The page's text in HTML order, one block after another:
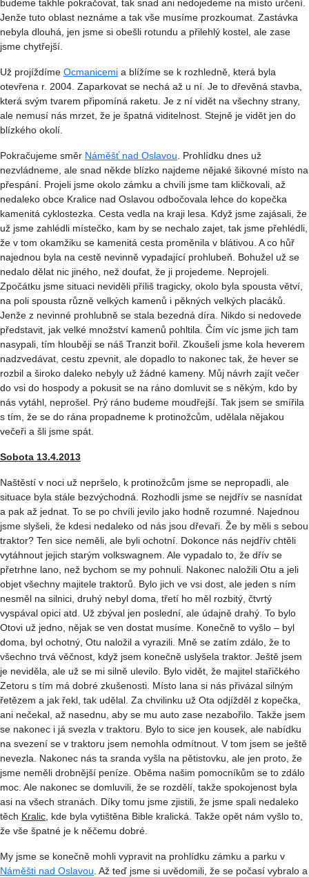
budeme takhle pokračovat, tak snad ani nedojedeme na místo určení.
Jenže tuto oblast neznáme a tak vše musíme prozkoumat. Zastávka
nebyla dlouhá, jen jsme si obešli rotundu a přilehlý kostel, ale zase
jsme chytřejší.
Už projíždíme Ocmanicemi a blížíme se k rozhledně, která byla
otevřena r. 2004. Zaparkovat se nechá až u ní. Je to dřevěná stavba,
která svým tvarem připomíná raketu. Je z ní vidět na všechny strany,
ale nemusí nás mrzet, že je špatná viditelnost. Stejně je vidět jen do
blízkého okolí.
Pokračujeme směr Náměšť nad Oslavou . Prohlídku dnes už
nezvládneme, ale snad někde blízko najdeme nějaké šikovné místo na
přespání. Projeli jsme okolo zámku a chvíli jsme tam kličkovali, až
nedaleko obce Kralice nad Oslavou odbočovala lehce do kopečka
kamenitá cyklostezka . Cesta vedla na kraji lesa. Když jsme zajásali, že
už jsme zahlédli místečko, kam by se nechalo zajet, tak jsme přehlédli,
že v tom okamžiku se kamenitá cesta proměnila v blátivou. A co hůř
najednou byla na cestě nevinně vypadající prohlubeň. Bohužel už se
nedalo dělat nic jiného, než doufat, že ji projedeme. Neprojeli.
Zpočátku jsme situaci neviděli příliš tragicky, okolo byla spousta větví,
na poli spousta různě velkých kamenů i pěkných velkých placáků.
Jenže z nevinné prohlubně se stala bezedná díra. Nikdo si nedovede
představit, jak velké množství kamenů pohltila. Čím víc jsme jich tam
nasypali, tím hlouběji se náš Tranzit bořil. Zkoušeli jsme kola heverem
nadzvedávat, cestu zpevnit, ale dopadlo to nakonec tak, že hever se
rozbil a široko daleko nebyly už žádné kameny. Můj návrh zajít večer
do vsi do hospody a pokusit se na ráno domluvit se s někým, kdo by
nás vytáhl, neprošel. Prý ráno budeme moudřejší. Tak jsem se smířila
s tím, že se do rána propadneme k protinožcům, udělala nějakou
večeři a šli jsme spát.
Sobota 13.4.2013
Naštěstí v noci už nepršelo, k protinožcům jsme se nepropadli, ale
situace byla stále bezvýchodná. Rozhodli jsme se nejdřív se nasnídat
a pak až jednat. To se po chvíli jevilo jako hodně rozumné. Najednou
jsme slyšeli, že kdesi nedaleko od nás jsou dřevaři. Že by měli s sebou
traktor? Ten sice neměli, ale byli ochotní. Dokonce nás nejdřív chtěli
vytáhnout jejich starým volkswagnem . Ale vypadalo to, že dřív se
přetrhne lano, než bychom se my pohnuli. Nakonec naložili Otu a jeli
objet všechny majitele traktorů. Bylo jich ve vsi dost, ale jeden s ním
nesměl na silnici, druhý nebyl doma, třetí ho měl rozbitý, čtvrtý
vyspával opici atd. Už zbýval jen poslední, ale údajně drahý. To bylo
Otovi už jedno, nějak se ven dostat musíme. Konečně to vyšlo – byl
doma, byl ochotný, Otu naložil a vyrazili. Mně se zatím zdálo, že to
všechno trvá věčnost, když jsem konečně uslyšela traktor. Ještě jsem
je neviděla, ale už se mi silně ulevilo. Bylo vidět, že majitel stařičkého
Zetoru s tím má dobré zkušenosti. Místo lana si nás přivázal silným
řetězem a jak řekl, tak udělal. Za chvilinku už Ota odjížděl z kopečka,
ani nečekal, až nasednu, aby se mu auto zase nezabořilo. Takže jsem
se nakonec i já svezla v traktoru. Bylo to sice jen kousek, ale nabídku
na svezení se v traktoru jsem nemohla odmítnout. V tom jsem se ještě
nevezla. Nakonec nás ta sranda vyšla na pětistovku, ale jen proto, že
jsme neměli drobnější peníze. Oběma našim pomocníkům se to zdálo
moc. Ale nakonec se domluvili, že se rozdělí, takže spokojenost byla
asi na všech stranách. Díky tomu jsme zjistili, že jsme spali nedaleko
těch Kralic , kde byla vytištěna Bible kralická. Takže opět nám vyšlo to,
že vše špatné je k něčemu dobré.
My jsme se konečně mohli vypravit na prohlídku zámku a parku v
Náměšti nad Oslavou . Až teď jsme si uvědomili, že se počasí vybralo a